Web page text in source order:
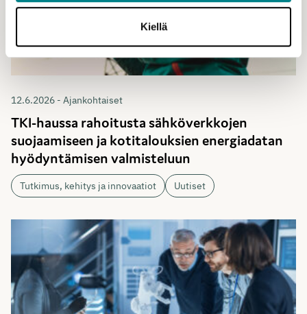
Kiellä
12.6.2026 - Ajankohtaiset
TKI-haussa rahoitusta sähköverkkojen
suojaamiseen ja kotitalouksien energiadatan
hyödyntämisen valmisteluun
Tutkimus, kehitys ja innovaatiot Uutiset